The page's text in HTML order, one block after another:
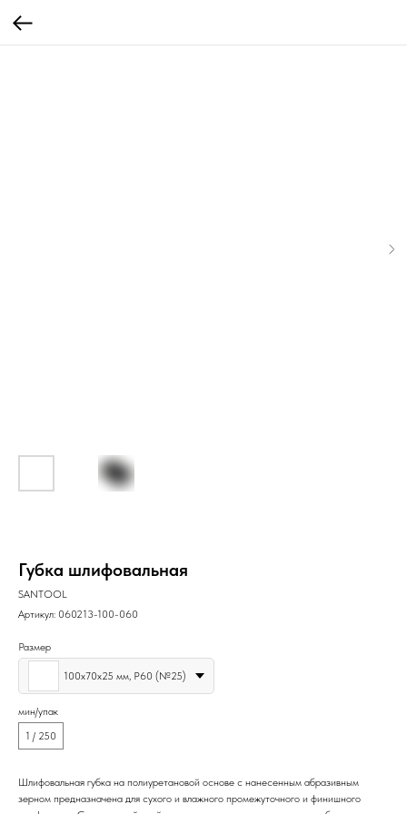
Губка шлифовальная
SANTOOL
Артикул: 060213-100-060
Размер
100x70x25 мм, Р60 (№25)
мин/упак
1 / 250
Шлифовальная губка на полиуретановой основе с нанесенным абразивным
зерном предназначена для сухого и влажного промежуточного и финишного